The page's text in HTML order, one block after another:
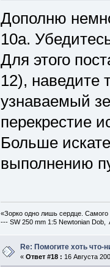
Дополню
10а.
Для этого
12), наведите
узнаваемый
перекрестие
Больше
выполнению
«Зорко одно лишь сердце.
--- SW 250 mm 1:5 Newtonian
Re: Помогите хоть что-
« Ответ #18 : 16 Августа